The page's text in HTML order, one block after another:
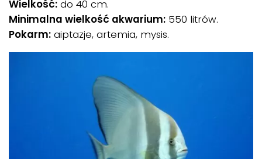
Wielkość: do 40 cm.
Minimalna wielkość akwarium: 550 litrów.
Pokarm: aiptazje, artemia, mysis.